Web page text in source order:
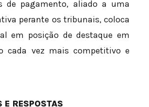
de pagamento, aliado a uma
perante os tribunais, coloca
em posição de destaque em
cada vez mais competitivo e
E RESPOSTAS